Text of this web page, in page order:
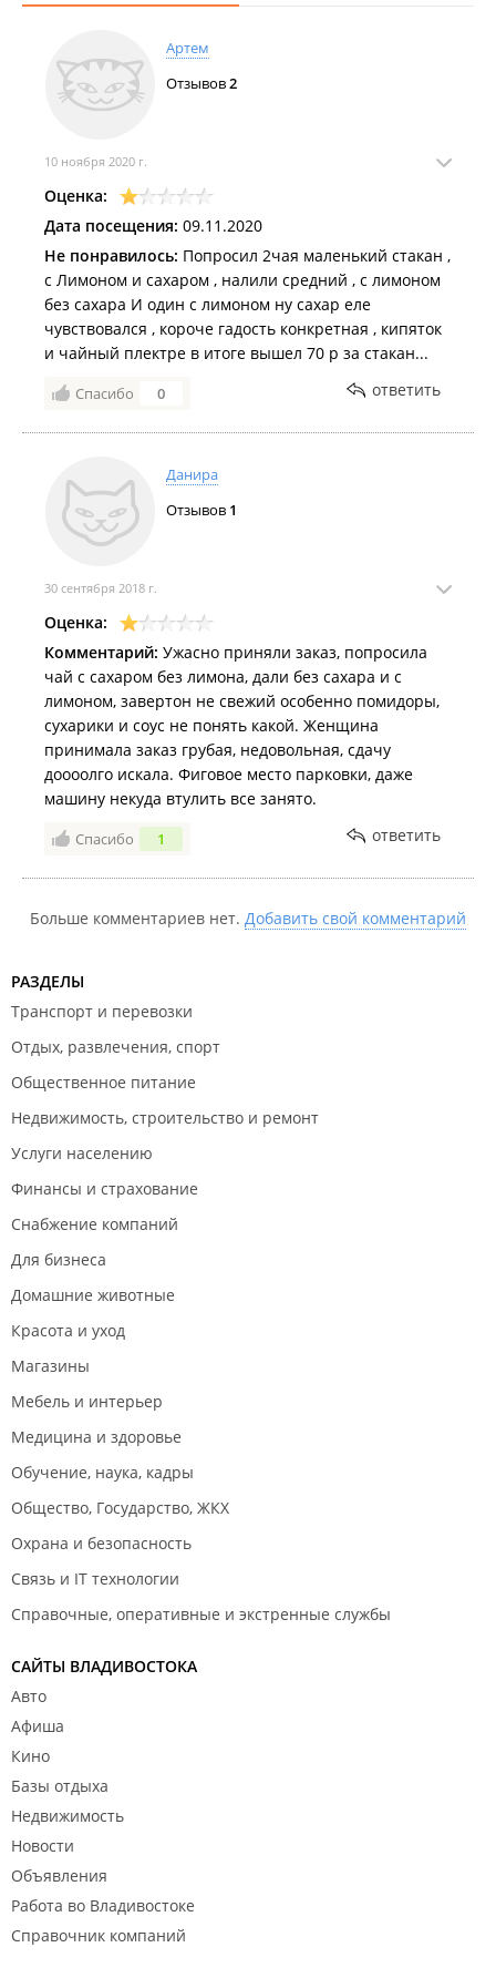
Артем
Отзывов2
10 ноября 2020 г.
Оценка:
Дата посещения: 09.11.2020
Не понравилось: Попросил 2чая маленький стакан ,
с Лимоном и сахаром , налили средний , с лимоном
без сахара И один с лимоном ну сахар еле
чувствовался , короче гадость конкретная , кипяток
и чайный плектре в итоге вышел 70 р за стакан...
Спасибо 0 ответить
Данира
Отзывов 1
30 сентября 2018 г.
Оценка:
Комментарий: Ужасно приняли заказ, попросила
чай с сахаром без лимона, дали без сахара и с
лимоном, завертон не свежий особенно помидоры,
сухарики и соус не понять какой. Женщина
принимала заказ грубая, недовольная, сдачу
доооолго искала. Фиговое место парковки, даже
машину некуда втулить все занято.
Спасибо 1 ответить
Больше комментариев нет. Добавить свой комментарий
РАЗДЕЛЫ
Транспорт и перевозки
Отдых, развлечения, спорт
Общественное питание
Недвижимость, строительство и ремонт
Услуги населению
Финансы и страхование
Снабжение компаний
Для бизнеса
Домашние животные
Красота и уход
Магазины
Мебель и интерьер
Медицина и здоровье
Обучение, наука, кадры
Общество, Государство, ЖКХ
Охрана и безопасность
Связь и IT технологии
Справочные, оперативные и экстренные службы
САЙТЫ ВЛАДИВОСТОКА
Авто
Афиша
Кино
Базы отдыха
Недвижимость
Новости
Объявления
Работа во Владивостоке
Справочник компаний